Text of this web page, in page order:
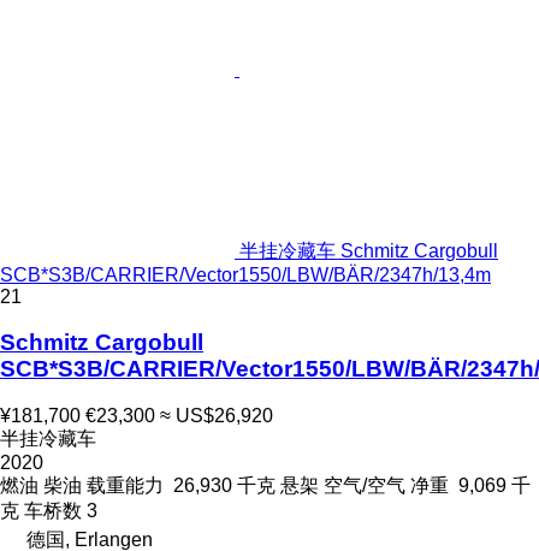
半挂冷藏车 Schmitz Cargobull
SCB*S3B/CARRIER/Vector1550/LBW/BÄR/2347h/13,4m
21
Schmitz Cargobull
SCB*S3B/CARRIER/Vector1550/LBW/BÄR/
¥181,700 €23,300 ≈ US$26,920
半挂冷藏车
2020
燃油 柴油 载重能力 26,930 千克 悬架 空气/空气 净重 9,069 千
克 车桥数 3
德国, Erlangen